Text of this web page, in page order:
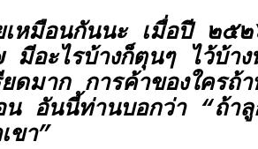
เหมือนกันนะ เมื่อปี ๒๕
มีอะไรบ้างก็ตุนๆ ไว้บ้
ยดมาก การค้าของใครถ้
น อันนี้ท่านบอกว่า “ถ้าลู
ขา”